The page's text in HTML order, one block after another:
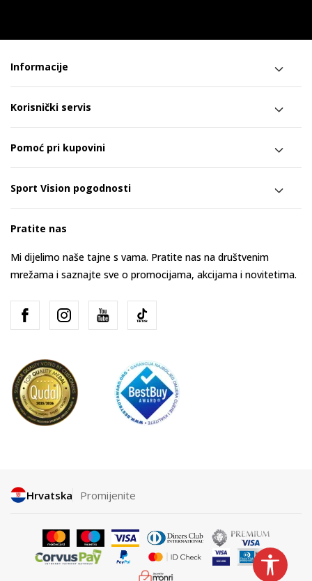
Informacije
Korisnički servis
Pomoć pri kupovini
Sport Vision pogodnosti
Pratite nas
Mi dijelimo naše tajne s vama. Pratite nas na društvenim
mrežama i saznajte sve o promocijama, akcijama i novitetima.
Hrvatska Promijenite